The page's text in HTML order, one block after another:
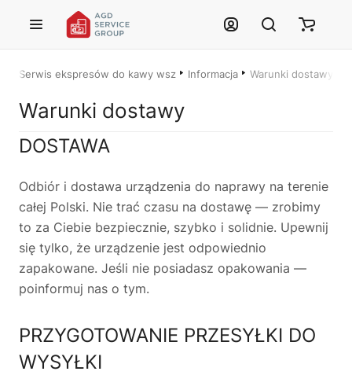
Przejdź do treści głównej
Serwis ekspresów do kawy wszystkich marek – Łódź i cała Polska
Informacja Warunki dostawy
Warunki dostawy
DOSTAWA
Odbiór i dostawa urządzenia do naprawy na terenie
całej Polski. Nie trać czasu na dostawę — zrobimy
to za Ciebie bezpiecznie, szybko i solidnie. Upewnij
się tylko, że urządzenie jest odpowiednio
zapakowane. Jeśli nie posiadasz opakowania —
poinformuj nas o tym.
PRZYGOTOWANIE PRZESYŁKI DO
WYSYŁKI
AGD Group • eksperci od ekspresów
Cześć! Jestem Justyna
Pomogę Ci z ekspresem do kawy — sprawdzenie, naprawa, części
zamienne lub złożenie zamówienia.
🔎 Status naprawy 🔧Jak oddać do naprawy?